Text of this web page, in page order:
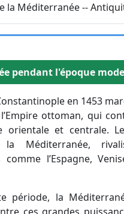
la Méditerranée --
pendant l'époque
en 1453
l’Empire ottoman, qui
orientale et centrale.
Méditerranée,
comme l’Espagne,
période, la